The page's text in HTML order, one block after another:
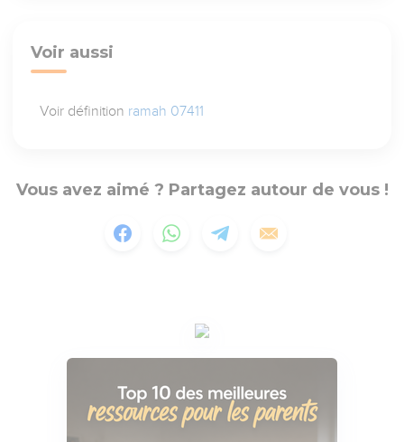
Voir aussi
Voir définition ramah 07411
Vous avez aimé ? Partagez autour de vous !